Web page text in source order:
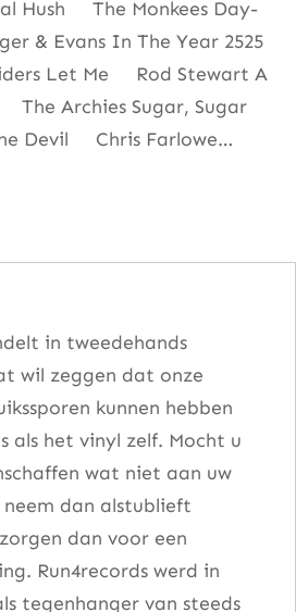
Hush The Monkees Day-
& Evans In The Year 2525
Let Me Rod Stewart A
The Archies Sugar, Sugar
Devil Chris Farlowe…
in tweedehands
wil zeggen dat onze
kunnen hebben
als het vinyl zelf. Mocht u
wat niet aan uw
dan alstublieft
dan voor een
Run4records werd in
tegenhanger van steeds